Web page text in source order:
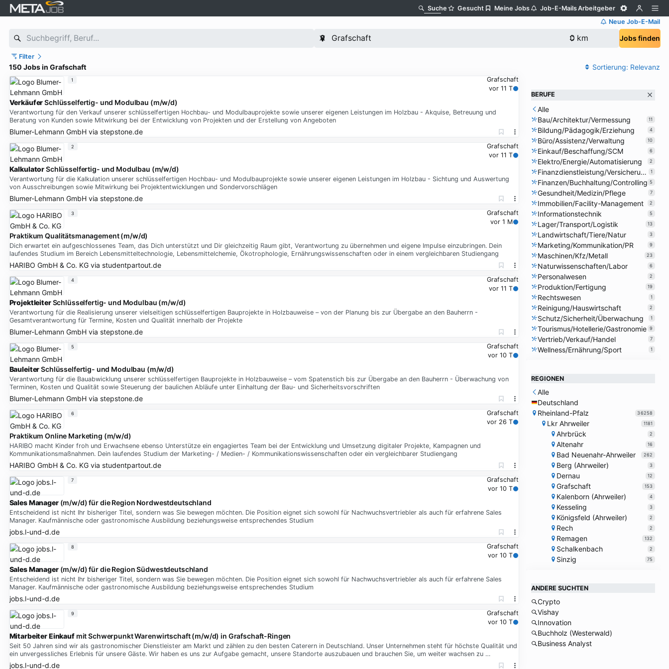
Suche Gesucht Meine Jobs Job-E-MailsArbeitgeber
Neue Job-E-Mail
Jobs finden
Filter
150 Jobs in Grafschaft Sortierung: Relevanz
Grafschaft
vor 11 T
VerkäuferSchlüsselfertig- und Modulbau (m/w/d)
Verantwortung für den Verkauf unserer schlüsselfertigen Hochbau- und Modulbauprojekte sowie unserer eigenen Leistungen im Holzbau - Akquise, Betreuung und
Beratung von Kunden sowie Mitwirkung bei der Entwicklung von Projekten und der Erstellung von Angeboten
Blumer-Lehmann GmbHvia stepstone.de
1
Grafschaft
vor 11 T
KalkulatorSchlüsselfertig- und Modulbau (m/w/d)
Verantwortung für die Kalkulation unserer schlüsselfertigen Hochbau- und Modulbauprojekte sowie unserer eigenen Leistungen im Holzbau - Sichtung und Auswertung
von Ausschreibungen sowie Mitwirkung bei Projektentwicklungen und Sondervorschlägen
Blumer-Lehmann GmbHvia stepstone.de
2
Grafschaft
vor 1 M
Praktikum Qualitätsmanagement (m/w/d)
Dich erwartet ein aufgeschlossenes Team, das Dich unterstützt und Dir gleichzeitig Raum gibt, Verantwortung zu übernehmen und eigene Impulse einzubringen. Dein
laufendes Studium im Bereich Lebensmitteltechnologie, Lebensmittelchemie, Ökotrophologie, Ernährungswissenschaften oder in einem vergleichbaren Studiengang
HARIBO GmbH & Co. KGvia studentpartout.de
3
Grafschaft
vor 11 T
ProjektleiterSchlüsselfertig- und Modulbau (m/w/d)
Verantwortung für die Realisierung unserer vielseitigen schlüsselfertigen Bauprojekte in Holzbauweise – von der Planung bis zur Übergabe an den Bauherrn -
Gesamtverantwortung für Termine, Kosten und Qualität innerhalb der Projekte
Blumer-Lehmann GmbHvia stepstone.de
4
Grafschaft
vor 10 T
BauleiterSchlüsselfertig- und Modulbau (m/w/d)
Verantwortung für die Bauabwicklung unserer schlüsselfertigen Bauprojekte in Holzbauweise – vom Spatenstich bis zur Übergabe an den Bauherrn - Überwachung von
Terminen, Kosten und Qualität sowie Steuerung der baulichen Abläufe unter Einhaltung der Bau- und Sicherheitsvorschriften
Blumer-Lehmann GmbHvia stepstone.de
5
Grafschaft
vor 26 T
Praktikum Online Marketing (m/w/d)
HARIBO macht Kinder froh und Erwachsene ebenso Unterstütze ein engagiertes Team bei der Entwicklung und Umsetzung digitaler Projekte, Kampagnen und
Kommunikationsmaßnahmen. Dein laufendes Studium der Marketing- / Medien- / Kommunikationswissenschaften oder ein vergleichbarer Studiengang
HARIBO GmbH & Co. KGvia studentpartout.de
6
Grafschaft
vor 10 T
SalesManager(m/w/d) für die Region Nordwestdeutschland
Entscheidend ist nicht Ihr bisheriger Titel, sondern was Sie bewegen möchten. Die Position eignet sich sowohl für Nachwuchsvertriebler als auch für erfahrene Sales
Manager. Kaufmännische oder gastronomische Ausbildung beziehungsweise entsprechendes Studium
jobs.l-und-d.de
7
Grafschaft
vor 10 T
SalesManager(m/w/d) für die Region Südwestdeutschland
Entscheidend ist nicht Ihr bisheriger Titel, sondern was Sie bewegen möchten. Die Position eignet sich sowohl für Nachwuchsvertriebler als auch für erfahrene Sales
Manager. Kaufmännische oder gastronomische Ausbildung beziehungsweise entsprechendes Studium
jobs.l-und-d.de
8
Grafschaft
vor 10 T
MitarbeiterEinkaufmit Schwerpunkt Warenwirtschaft (m/w/d) in Grafschaft-Ringen
Seit 50 Jahren sind wir als gastronomischer Dienstleister am Markt und zählen zu den besten Caterern in Deutschland. Unser Unternehmen steht für höchste Qualität und
ein unvergessliches Erlebnis für unsere Gäste. Wir haben es uns zur Aufgabe gemacht, unsere Standorte auszubauen und brauchen Sie, um weiter wachsen zu …
jobs.l-und-d.de
9
BERUFE
Alle
Bau/Architektur/Vermessung
11
Bildung/Pädagogik/Erziehung 4
Büro/Assistenz/Verwaltung 10
Einkauf/Beschaffung/SCM 6
Elektro/Energie/Automatisierung 2
Finanzdienstleistung/Versicherung 1
Finanzen/Buchhaltung/Controlling 5
Gesundheit/Medizin/Pflege 7
Immobilien/Facility-Management 2
Informationstechnik 5
Lager/Transport/Logistik 13
Landwirtschaft/Tiere/Natur 3
Marketing/Kommunikation/PR 9
Maschinen/Kfz/Metall 23
Naturwissenschaften/Labor 6
Personalwesen 2
Produktion/Fertigung 19
Rechtswesen 1
Reinigung/Hauswirtschaft 2
Schutz/Sicherheit/Überwachung 1
Tourismus/Hotellerie/Gastronomie 9
Vertrieb/Verkauf/Handel 7
Wellness/Ernährung/Sport 1
REGIONEN
Alle
Deutschland
Rheinland-Pfalz
36258
Lkr Ahrweiler 1181
Ahrbrück 2
Altenahr 16
Bad Neuenahr-Ahrweiler 262
Berg (Ahrweiler) 3
Dernau 12
Grafschaft 153
Kalenborn (Ahrweiler) 4
Kesseling 3
Königsfeld (Ahrweiler) 2
Rech 2
Remagen 132
Schalkenbach 2
Sinzig 75
ANDERE SUCHTEN
Crypto
Vishay
Innovation
Buchholz (Westerwald)
Business Analyst